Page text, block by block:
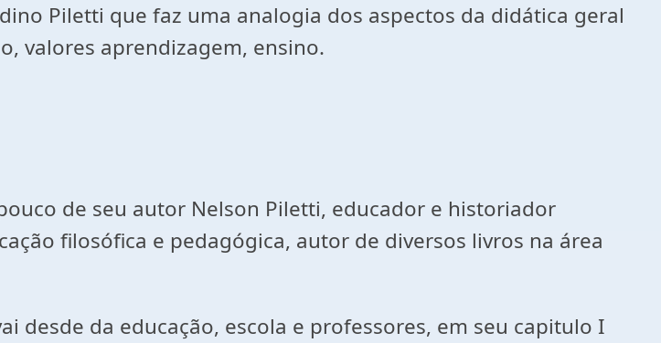
Piletti que faz uma analogia dos aspectos da didática geral
valores aprendizagem, ensino.
de seu autor Nelson Piletti, educador e historiador
filosófica e pedagógica, autor de diversos livros na área
desde da educação, escola e professores, em seu capitulo I